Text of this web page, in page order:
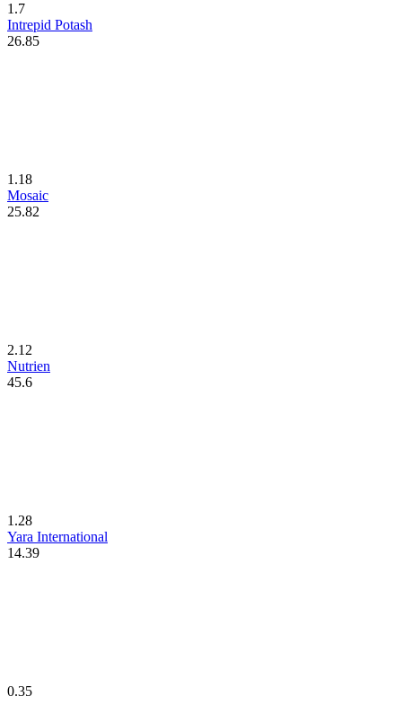
1.7
Intrepid Potash
26.85
1.18
Mosaic
25.82
2.12
Nutrien
45.6
1.28
Yara International
14.39
0.35